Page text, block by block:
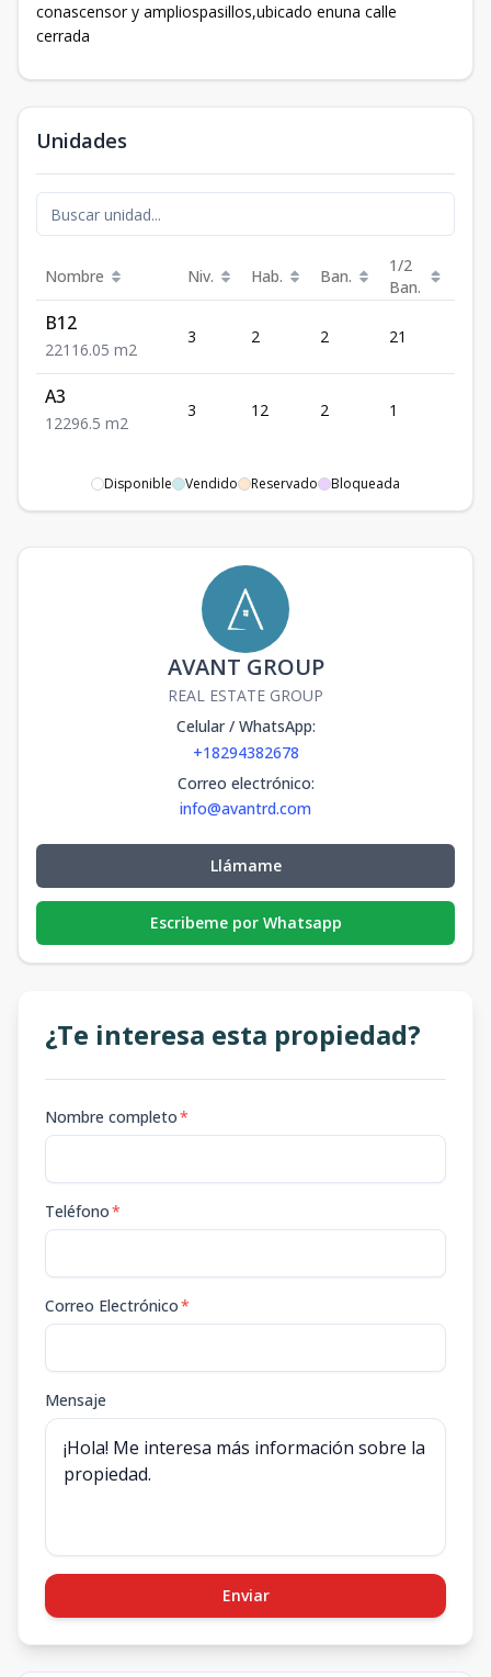
conascensor y ampliospasillos,ubicado enuna calle
cerrada
Unidades
Nombre Niv. Hab. Ban.
1/2
Ban.
B12
22116.05 m2
3 2 2 21
A3
12296.5 m2
3 12 2 1
Disponible Vendido Reservado Bloqueada
AVANT GROUP
REAL ESTATE GROUP
Celular / WhatsApp:
+18294382678
Correo electrónico:
info@avantrd.com
Llámame
Escribeme por Whatsapp
¿Te interesa esta propiedad?
Nombre completo*
Teléfono*
Correo Electrónico*
Mensaje
Enviar